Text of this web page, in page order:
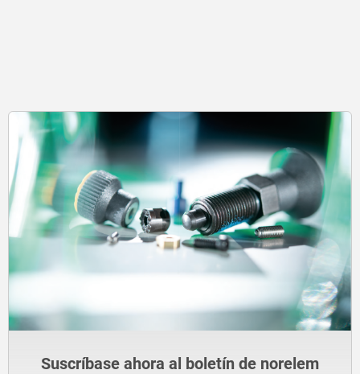
Suscríbase ahora al boletín de norelem